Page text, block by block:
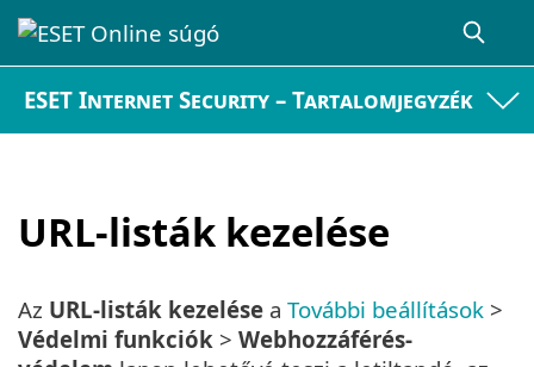
ESET Internet Security – Tartalomjegyzék
URL-listák kezelése
Az URL-listák kezelése a További beállítások >
Védelmi funkciók > Webhozzáférés-